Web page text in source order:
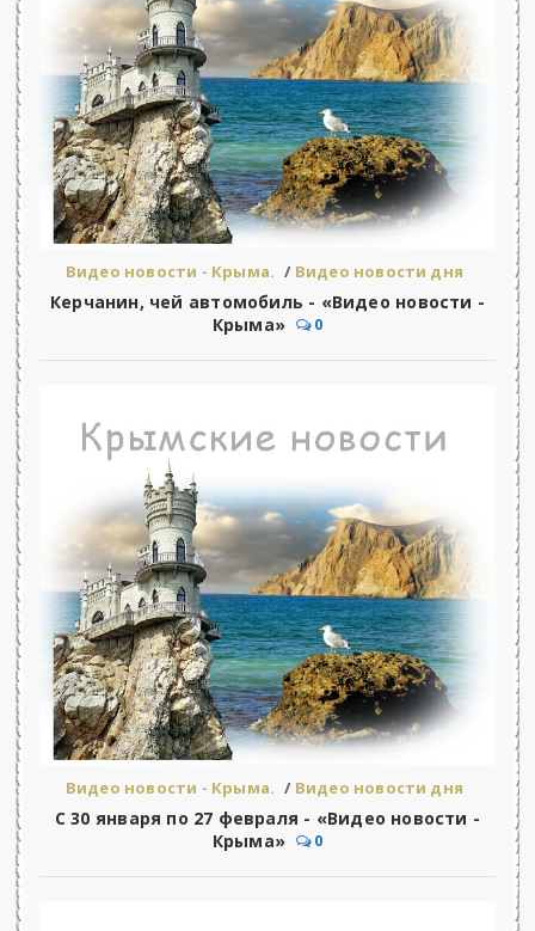
Видео новости - Крыма. / Видео новости дня
Керчанин, чей автомобиль - «Видео новости -
Крыма»
0
Видео новости - Крыма. / Видео новости дня
С 30 января по 27 февраля - «Видео новости -
Крыма»
0